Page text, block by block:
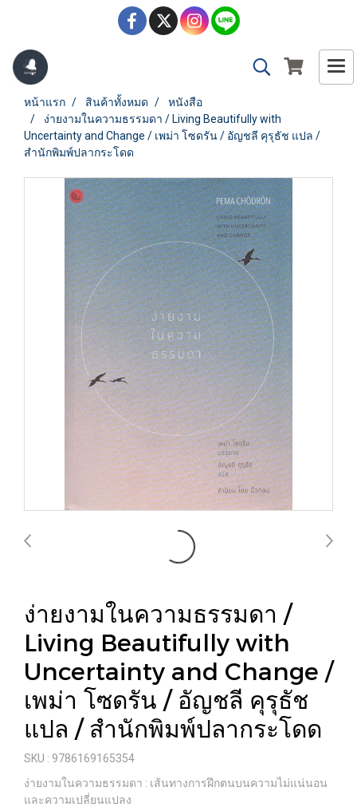
หน้าแรก สินค้าทั้งหมด
หนังสือ
ง่ายงามในความธรรมดา / Living Beautifully with
Uncertainty and Change / เพม่า โซดรัน / อัญชลี คุรุธัช แปล /
สำนักพิมพ์ปลากระโดด
ง่ายงามในความธรรมดา /
Living Beautifully with
Uncertainty and Change /
เพม่า โซดรัน / อัญชลี คุรุธัช
แปล / สำนักพิมพ์ปลากระโดด
SKU : 9786169165354
ง่ายงามในความธรรมดา : เส้นทางการฝึกตนบนความไม่แน่นอน
และความเปลี่ยนแปลง